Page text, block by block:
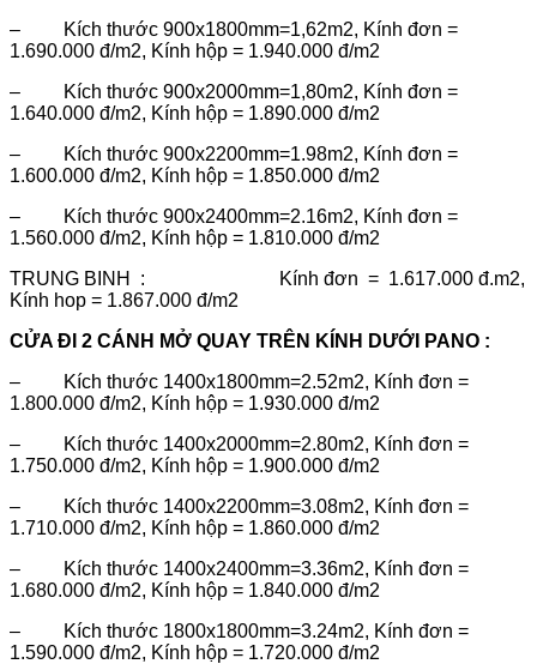
– Kích thước 900x1800mm=1,62m2, Kính đơn =
1.690.000 đ/m2, Kính hộp = 1.940.000 đ/m2
– Kích thước 900x2000mm=1,80m2, Kính đơn =
1.640.000 đ/m2, Kính hộp = 1.890.000 đ/m2
– Kích thước 900x2200mm=1.98m2, Kính đơn =
1.600.000 đ/m2, Kính hộp = 1.850.000 đ/m2
– Kích thước 900x2400mm=2.16m2, Kính đơn =
1.560.000 đ/m2, Kính hộp = 1.810.000 đ/m2
TRUNG BINH : Kính đơn = 1.617.000 đ.m2,
Kính hop = 1.867.000 đ/m2
CỬA ĐI 2 CÁNH MỞ QUAY TRÊN KÍNH DƯỚI PANO :
– Kích thước 1400x1800mm=2.52m2, Kính đơn =
1.800.000 đ/m2, Kính hộp = 1.930.000 đ/m2
– Kích thước 1400x2000mm=2.80m2, Kính đơn =
1.750.000 đ/m2, Kính hộp = 1.900.000 đ/m2
– Kích thước 1400x2200mm=3.08m2, Kính đơn =
1.710.000 đ/m2, Kính hộp = 1.860.000 đ/m2
– Kích thước 1400x2400mm=3.36m2, Kính đơn =
1.680.000 đ/m2, Kính hộp = 1.840.000 đ/m2
– Kích thước 1800x1800mm=3.24m2, Kính đơn =
1.590.000 đ/m2, Kính hộp = 1.720.000 đ/m2